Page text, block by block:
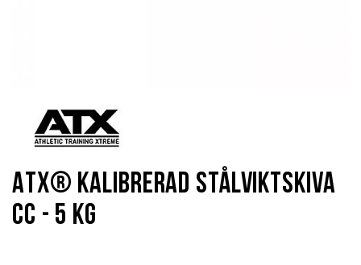
ATX® Kalibrerad Stålviktskiva
CC - 5 kg
början
bildgalleriet